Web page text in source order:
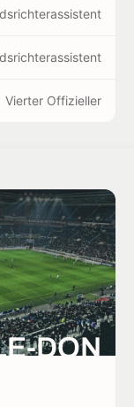
Vierter Offizieller
DON